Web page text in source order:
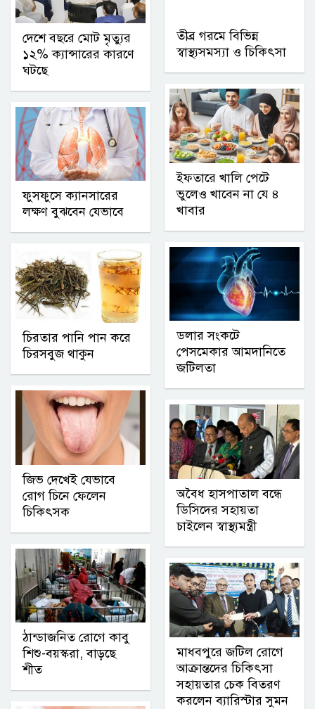
দেশে বছরে মোট মৃত্যুর
১২% ক্যান্সারের কারণে
ঘটছে
ফুসফুসে ক্যানসারের
লক্ষণ বুঝবেন যেভাবে
চিরতার পানি পান করে
চিরসবুজ থাকুন
জিভ দেখেই যেভাবে
রোগ চিনে ফেলেন
চিকিৎসক
ঠান্ডাজনিত রোগে কাবু
শিশু-বয়স্করা, বাড়ছে
শীত
তীব্র গরমে বিভিন্ন
স্বাস্থ্যসমস্যা ও চিকিৎসা
ইফতারে খালি পেটে
ভুলেও খাবেন না যে ৪
খাবার
ডলার সংকটে
পেসমেকার আমদানিতে
জটিলতা
অবৈধ হাসপাতাল বন্ধে
ডিসিদের সহায়তা
চাইলেন স্বাস্থ্যমন্ত্রী
মাধবপুরে জটিল রোগে
আক্রান্তদের চিকিৎসা
সহায়তার চেক বিতরণ
করলেন ব্যারিস্টার সুমন